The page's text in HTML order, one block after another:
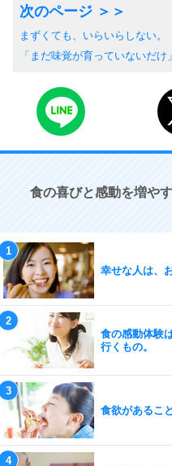
まずくても、いらいらしない。
「まだ味覚が育っていないだ
食の喜びと感動を増や
幸せな人は、
食の感動体験
行くもの。
食欲があるこ